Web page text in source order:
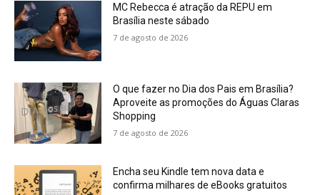
MC Rebecca é atração da REPU em
Brasília neste sábado
7 de agosto de 2026
O que fazer no Dia dos Pais em Brasília?
Aproveite as promoções do Águas Claras
Shopping
7 de agosto de 2026
Encha seu Kindle tem nova data e
confirma milhares de eBooks gratuitos